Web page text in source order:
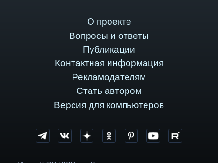
О проекте
Вопросы и ответы
Публикации
Контактная информация
Рекламодателям
Стать автором
Версия для компьютеров